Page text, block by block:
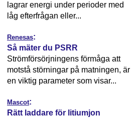
lagrar energi under perioder med
låg efterfrågan eller...
Renesas:
Så mäter du PSRR
Strömförsörjningens förmåga att
motstå störningar på matningen, är
en viktig parameter som visar...
Mascot:
Rätt laddare för litiumjon